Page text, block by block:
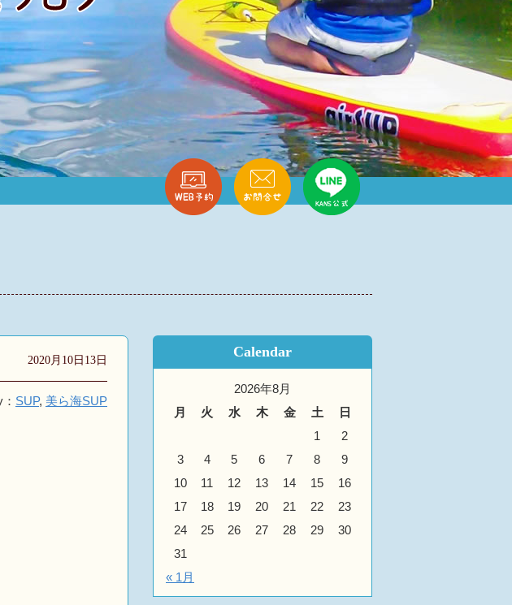
2020月10日13日
SUP, 美ら海SUP
Calendar
2026年8月
月
火 水 木 金 土
日
1
2
3
4 5 6 7 8
9
10
11 12 13 14 15
16
17
18 19 20 21 22
23
24
25 26 27 28 29
30
31
« 1月